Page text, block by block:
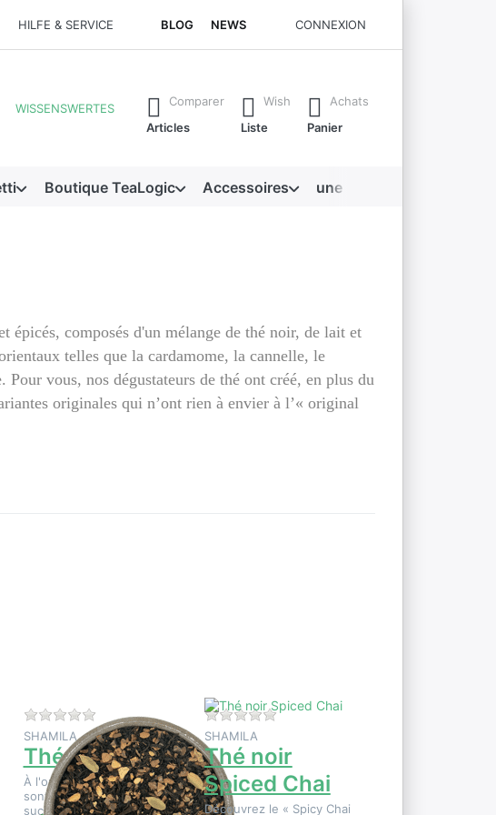
HILFE & SERVICE BLOG NEWS CONNEXION
résultats apparaissent automatiquement. Appuie sur la touche
WISSENSWERTES
Comparer
Articles
Wish
Liste
Achats
Panier
Boutique TeaLogic Accessoires une mine d'or
épicés, composés d'un mélange de thé noir, de lait et
telles que la cardamome, la cannelle, le
vous, nos dégustateurs de thé ont créé, en plus du
originales qui n’ont rien à envier à l’« original
d'avis sur ce produit.Il n'y a pas encore d'avis sur ce produit.
SHAMILA
Thé noir Chai
À l'origine, les thés chai
sont des thés indiens
sucrés et épicés,
Il n'y a pas encore d'avis sur ce
SHAMILA
Thé noir
Spiced Chai
Découvrez le « Spicy Chai